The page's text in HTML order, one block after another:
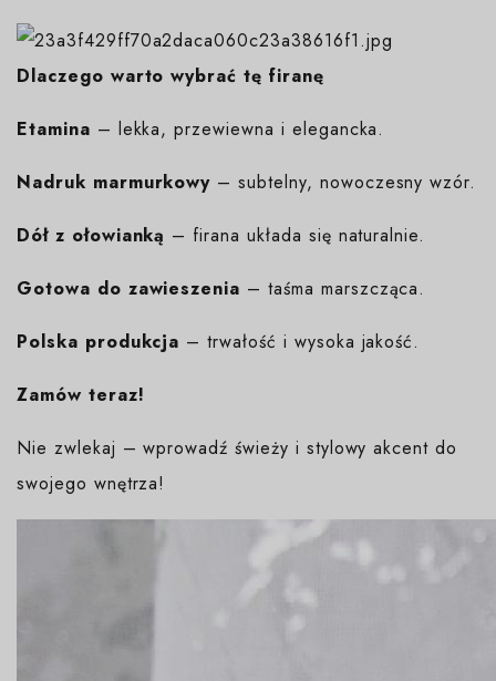
Dlaczego warto wybrać tę firanę
Etamina – lekka, przewiewna i elegancka.
Nadruk marmurkowy – subtelny, nowoczesny wzór.
Dół z ołowianką – firana układa się naturalnie.
Gotowa do zawieszenia – taśma marszcząca.
Polska produkcja – trwałość i wysoka jakość.
Zamów teraz!
Nie zwlekaj – wprowadź świeży i stylowy akcent do
swojego wnętrza!